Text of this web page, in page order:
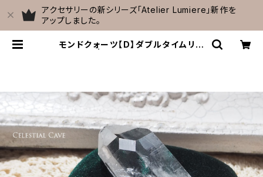
アクセサリーの新シリーズ「Atelier Lumiere」新作を
アップしました。
モンドクォーツ【D】ダブルタイムリン